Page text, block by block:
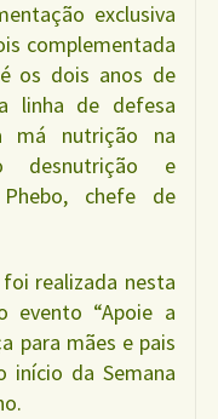
exclusiva
complementada
os dois anos de
linha de defesa
má nutrição na
desnutrição e
chefe de
realizada nesta
evento “Apoie a
para mães e pais
início da Semana